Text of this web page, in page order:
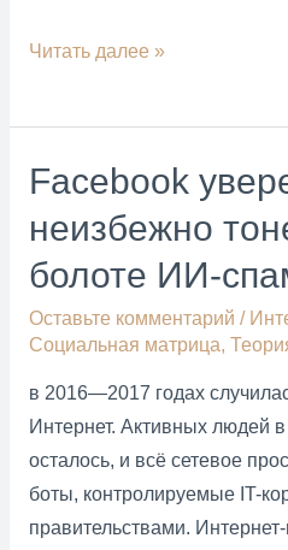
Упор
к
переоценке
в
эротической
жизни
Читать далее »
Facebook
неизбежно
болоте ИИ-
Оставьте комментарий /
Социальная матрица,
в 2016—2017 годах
Интернет. Активных людей
осталось, и всё сетевое
боты, контролируемые IT-
правительствами.